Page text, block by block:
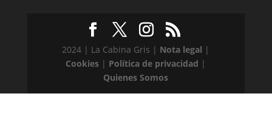
2024 | La Cabina Gris | Nota legal |
Cookies | Política de privacidad |
Quienes Somos